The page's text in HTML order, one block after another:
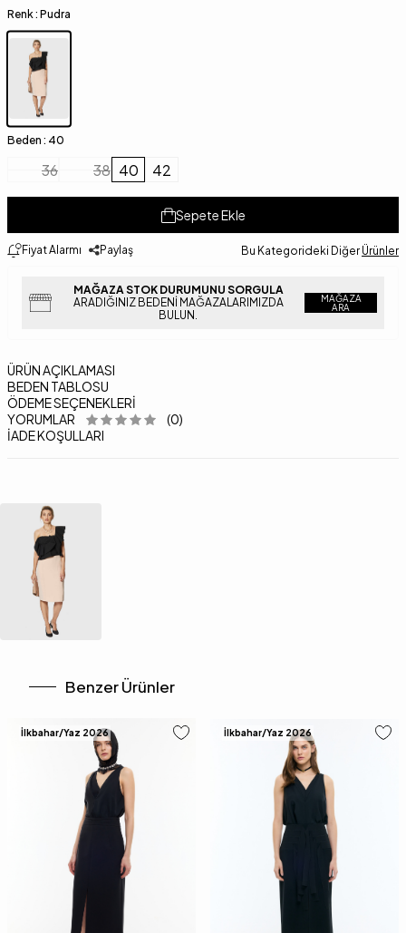
Renk : Pudra
Beden : 40
36 38 40 42
Sepete Ekle
Fiyat Alarmı Paylaş Bu Kategorideki Diğer Ürünler
MAĞAZA STOK DURUMUNU SORGULA
ARADIĞINIZ BEDENI MAĞAZALARIMIZDA
BULUN.
MAĞAZA
ARA
ÜRÜN AÇIKLAMASI
BEDEN TABLOSU
ÖDEME SEÇENEKLERI
YORUMLAR
(0)
İADE KOŞULLARI
Benzer Ürünler
İlkbahar/Yaz 2026 İlkbahar/Yaz 2026